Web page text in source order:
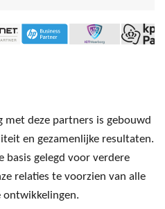
met deze partners is gebouwd
en gezamenlijke resultaten.
basis gelegd voor verdere
relaties te voorzien van alle
ontwikkelingen.